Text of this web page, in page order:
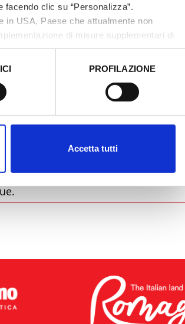
clic su “Personalizza”.
in USA, Paese che attualmente non
di misure supplementari di
PROFILAZIONE
Accetta tutti